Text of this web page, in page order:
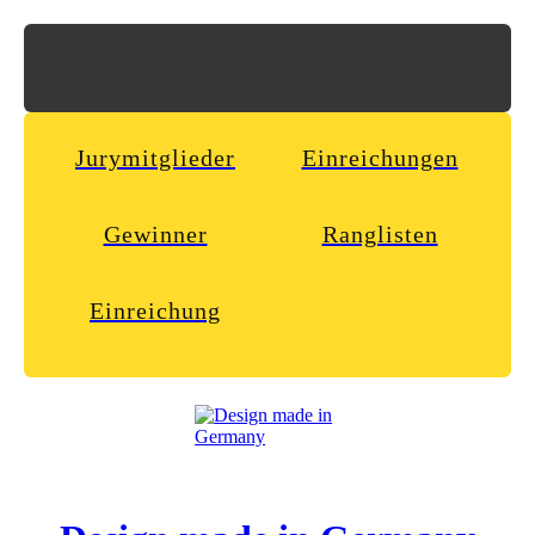
Jurymitglieder Einreichungen
Gewinner Ranglisten
Einreichung